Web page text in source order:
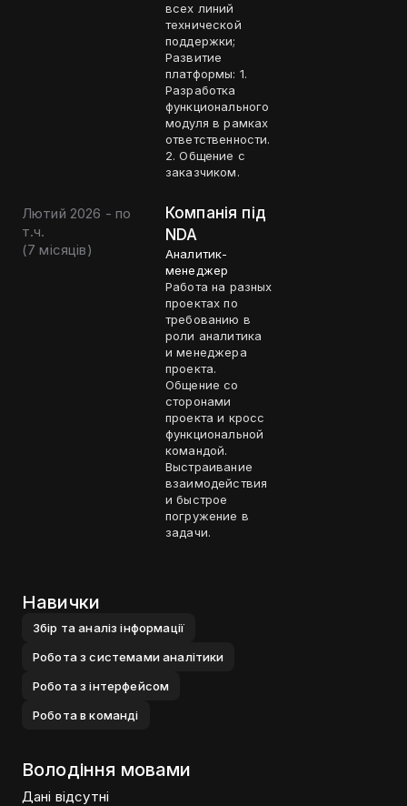
всех линий
технической
поддержки;
Развитие
платформы: 1.
Разработка
функционального
модуля в рамках
ответственности.
2. Общение с
заказчиком.
Лютий 2026 - по
т.ч.
(7 місяців)
Компанія під
NDA
Аналитик-
менеджер
Работа на разных
проектах по
требованию в
роли аналитика
и менеджера
проекта.
Общение со
сторонами
проекта и кросс
функциональной
командой.
Выстраивание
взаимодействия
и быстрое
погружение в
задачи.
Навички
Збiр та аналiз iнформацiї
Робота з системами аналiтики
Робота з iнтерфейсом
Робота в командi
Володіння мовами
Дані відсутні